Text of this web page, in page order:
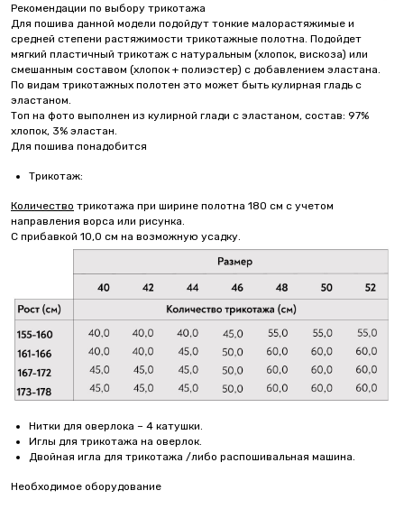
Рекомендации по выбору трикотажа
Для пошива данной модели подойдут тонкие малорастяжимые и
средней степени растяжимости трикотажные полотна. Подойдет
мягкий пластичный трикотаж с натуральным (хлопок, вискоза) или
смешанным составом (хлопок + полиэстер) с добавлением эластана.
По видам трикотажных полотен это может быть кулирная гладь с
эластаном.
Топ на фото выполнен из кулирной глади с эластаном, состав: 97%
хлопок, 3% эластан.
Для пошива понадобится
Трикотаж:
Количество трикотажа при ширине полотна 180 см с учетом
направления ворса или рисунка.
С прибавкой 10,0 см на возможную усадку.
Нитки для оверлока – 4 катушки.
Иглы для трикотажа на оверлок.
Двойная игла для трикотажа /либо распошивальная машина.
Необходимое оборудование